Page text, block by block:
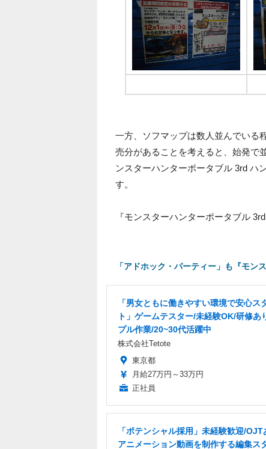
一方、ソフマップは数人並んでいる
売分があることを考えると、始発で
ンスターハンターポータブル 3rd ハ
す。
『モンスターハンターポータブル
「アドホック・パーティー」も『モン
「男女ともに働きやすい環境で安心ス
ト」ゲームテスター/未経験OK/研修あ
プル作業/20~30代活躍中
株式会社Tetote
東京都
月給27万円～33万円
正社員
「ポテンシャル採用」未経験歓迎/OJT
アニメーション動画を制作する編集ス